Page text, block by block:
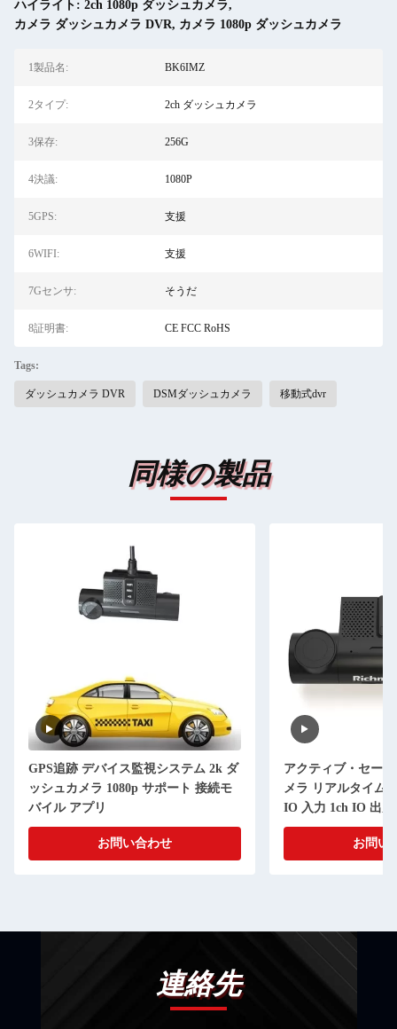
ハイライト: 2ch 1080p ダッシュカメラ,
カメラ ダッシュカメラ DVR, カメラ 1080p ダッシュカメラ
1製品名: BK6IMZ
2タイプ: 2ch ダッシュカメラ
3保存: 256G
4決議: 1080P
5GPS: 支援
6WIFI: 支援
7Gセンサ: そうだ
8証明書: CE FCC RoHS
Tags:
ダッシュカメラ DVR DSMダッシュカメラ 移動式dvr
同様の製品
GPS追跡 デバイス監視システム 2k ダ
ッシュカメラ 1080p サポート 接続モ
バイル アプリ
お問い合わせ
アクティブ・セー
メラ リアルタイム
IO 入力 1ch IO 出力
お問い
連絡先